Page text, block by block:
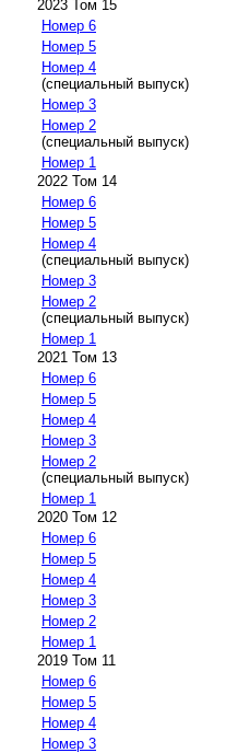
2023 Том 15
Номер 6
Номер 5
Номер 4
(специальный выпуск)
Номер 3
Номер 2
(специальный выпуск)
Номер 1
2022 Том 14
Номер 6
Номер 5
Номер 4
(специальный выпуск)
Номер 3
Номер 2
(специальный выпуск)
Номер 1
2021 Том 13
Номер 6
Номер 5
Номер 4
Номер 3
Номер 2
(специальный выпуск)
Номер 1
2020 Том 12
Номер 6
Номер 5
Номер 4
Номер 3
Номер 2
Номер 1
2019 Том 11
Номер 6
Номер 5
Номер 4
Номер 3